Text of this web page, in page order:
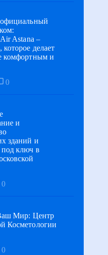
Astana –
делает
комфортным и
0
и
зданий и
ключ в
Мир: Центр
Косметологии